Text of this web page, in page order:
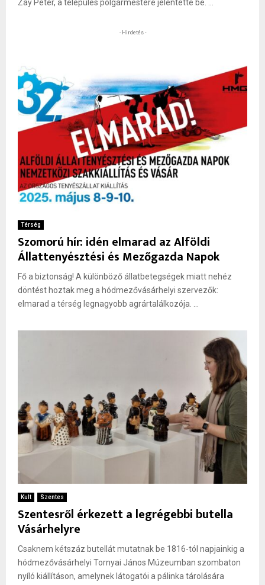
Zay Péter, a település polgármestere jelentette be. ...
- Hirdetés -
Térség
Szomorú hír: idén elmarad az Alföldi
Állattenyésztési és Mezőgazda Napok
Fő a biztonság! A különböző állatbetegségek miatt nehéz
döntést hoztak meg a hódmezővásárhelyi szervezők:
elmarad a térség legnagyobb agrártalálkozója. ...
Kult Szentes
Szentesről érkezett a legrégebbi butella
Vásárhelyre
Csaknem kétszáz butellát mutatnak be 1816-tól napjainkig a
hódmezővásárhelyi Tornyai János Múzeumban szombaton
nyíló kiállításon, amelynek látogatói a pálinka tárolására